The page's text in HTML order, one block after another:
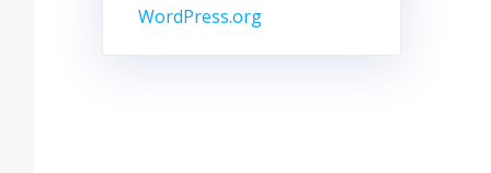
WordPress.org